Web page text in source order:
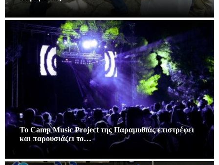
Το Camp Music Project της Παραμυθιάς επιστρέφει
και παρουσιάζει το…